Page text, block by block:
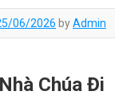
06/2026 byAdmin
Chúa Đi